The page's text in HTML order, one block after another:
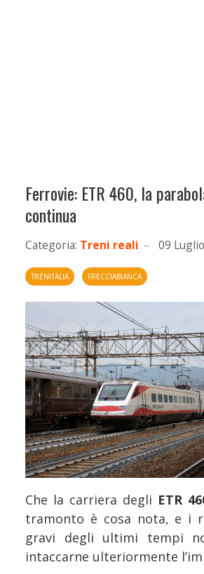
Ferrovie: ETR 460, la
continua
Categoria: Treni reali 09
TRENITALIA FRECCIABIANCA
Che la carriera degli ETR
tramonto è cosa nota, e i
gravi degli ultimi tempi
intaccarne ulteriormente